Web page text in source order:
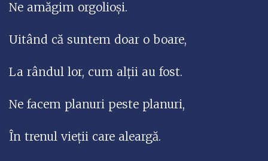
Ne amăgim orgolioși.
Uitând că suntem doar o boare,
La rândul lor, cum alții au fost.
Ne facem planuri peste planuri,
În trenul vieții care aleargă.